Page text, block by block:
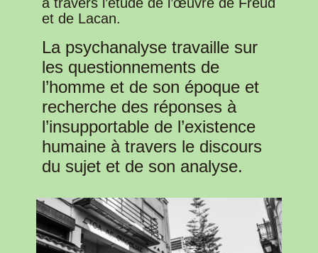
et de Lacan.
La psychanalyse travaille sur
les questionnements de
l’homme et de son époque et
recherche des réponses à
l’insupportable de l’existence
humaine à travers le discours
du sujet et de son analyse.